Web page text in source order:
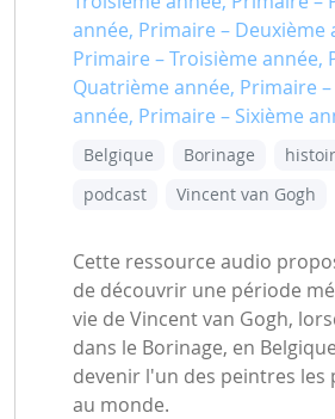
année, Primaire – Deuxième
Primaire – Troisième année,
Quatrième année, Primaire
année, Primaire – Sixième
Belgique Borinage
podcast
Vincent van Gogh
Cette ressource audio
de découvrir une période
vie de Vincent van Gogh,
dans le Borinage, en
devenir l'un des peintres les
au monde.